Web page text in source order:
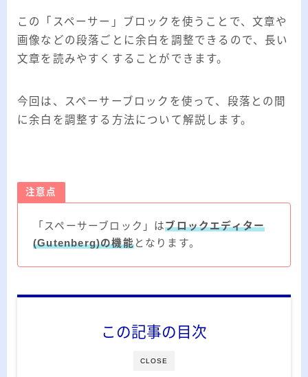
カテゴリー
アーカイブ
イ
ブRSS
この「スペーサー」ブロックを使うことで、文章や
画像などの段落ごとに余白を調整できるので、長い
文章を読みやすくすることができます。
今回は、スペーサーブロックを使って、段落との間
に余白を調整する方法について解説します。
注意点
「スペーサーブロック」はブロックエディター
(Gutenberg)の機能となります。
CLOSE
この記事の目次